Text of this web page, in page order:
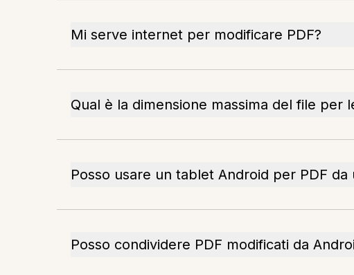
Mi serve internet per modificare PDF?
Qual è la dimensione massima del file per
Posso usare un tablet Android per PDF da
Posso condividere PDF modificati da